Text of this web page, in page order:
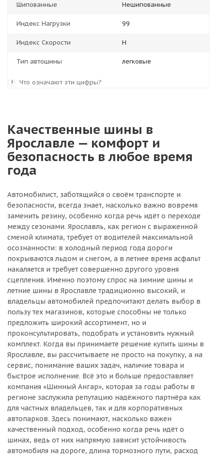
Шипованные Нешипованные
Индекс Нагрузки 99
Индекс Скорости H
Тип автошины легковые
? Что означают эти цифры?
Качественные шины в
Ярославле — комфорт и
безопасность в любое время
года
Автомобилист, заботящийся о своём транспорте и
безопасности, всегда знает, насколько важно вовремя
заменить резину, особенно когда речь идёт о переходе
между сезонами. Ярославль, как регион с выраженной
сменой климата, требует от водителей максимальной
осознанности: в холодный период года дороги
покрываются льдом и снегом, а в летнее время асфальт
накаляется и требует совершенно другого уровня
сцепления. Именно поэтому спрос на зимние шины и
летние шины в Ярославле традиционно высокий, и
владельцы автомобилей предпочитают делать выбор в
пользу тех магазинов, которые способны не только
предложить широкий ассортимент, но и
проконсультировать, подобрать и установить нужный
комплект. Когда вы принимаете решение купить шины в
Ярославле, вы рассчитываете не просто на покупку, а на
сервис, понимание ваших задач, наличие товара и
быстрое исполнение. Всё это и больше предоставляет
компания «Шинный Ангар», которая за годы работы в
регионе заслужила репутацию надёжного партнёра как
для частных владельцев, так и для корпоративных
автопарков. Здесь понимают, насколько важен
качественный подход, особенно когда речь идёт о
шинах, ведь от них напрямую зависит устойчивость
автомобиля на дороге, длина тормозного пути, расход